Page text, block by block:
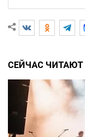
СЕЙЧАС ЧИТАЮТ